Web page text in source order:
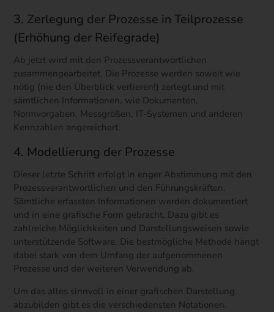
3. Zerlegung der Prozesse in Teilprozesse
(Erhöhung der Reifegrade)
Ab jetzt wird mit den Prozessverantwortlichen
zusammengearbeitet. Die Prozesse werden soweit wie
nötig (nie den Überblick verlieren!) zerlegt und mit
sämtlichen Informationen, wie Dokumenten,
Normvorgaben, Messgrößen, IT-Systemen und anderen
Kennzahlen angereichert.
4. Modellierung der Prozesse
Dieser letzte Schritt erfolgt in enger Abstimmung mit den
Prozessverantwortlichen und den Führungskräften.
Sämtliche erfassten Informationen werden dokumentiert
und in eine grafische Form gebracht. Dazu gibt es
zahlreiche Möglichkeiten und Darstellungsweisen sowie
unterstützende Software. Die bestmögliche Methode hängt
dabei stark von dem Umfang der aufgenommenen
Prozesse und der weiteren Verwendung ab.
Um das alles sinnvoll in einer grafischen Darstellung
abzubilden gibt es die verschiedensten Notationen.